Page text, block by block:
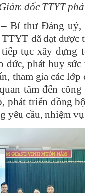
đốc TTYT
Bí thư Đảng uỷ,
đã đạt
tục xây dựng
phát huy sức
tham gia các lớp
tâm đến
phát triển đồng
yêu cầu, nhiệm